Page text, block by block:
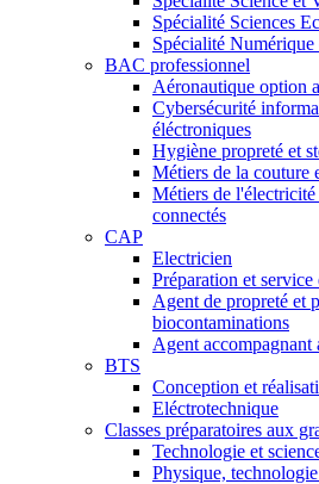
Spécialité Sciences
Spécialité
BAC professionnel
Aéronautique option
Cybersécurité
éléctroniques
Hygiène propreté et
Métiers de la couture
Métiers de
connectés
CAP
Electricien
Préparation et service
Agent de propreté et
biocontaminations
Agent accompagnant
BTS
Conception et
Eléctrotechnique
Classes préparatoires aux
Technologie et
Physique,